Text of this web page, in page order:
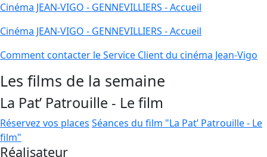
Cinéma JEAN-VIGO - GENNEVILLIERS - Accueil
Cinéma JEAN-VIGO - GENNEVILLIERS - Accueil
Comment contacter le Service Client du cinéma Jean-Vigo
Les films de la semaine
La Pat’ Patrouille - Le film
Réservez vos places Séances du film "La Pat’ Patrouille - Le
film"
Réalisateur